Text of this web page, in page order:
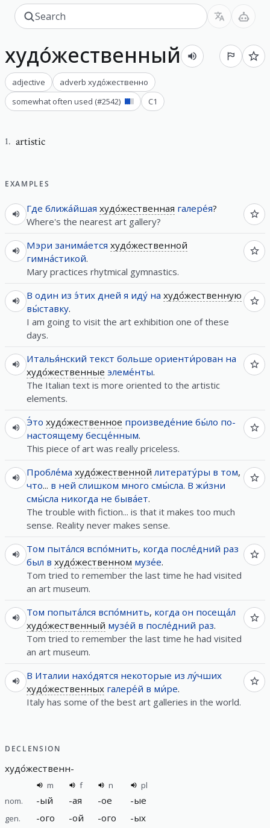
худо́жественный
adjective adverb худо́жественно
somewhat often used (#2542) C1
1. artistic
EXAMPLES
Где ближа́йшая худо́жественная галере́я?
Where's the nearest art gallery?
Мэри занима́ется худо́жественной
гимна́стикой.
Mary practices rhytmical gymnastics.
В один из э́тих дней я иду́ на худо́жественную
вы́ставку.
I am going to visit the art exhibition one of these
days.
Италья́нский текст больше ориенти́рован на
худо́жественные элеме́нты.
The Italian text is more oriented to the artistic
elements.
Э́то худо́жественное произведе́ние бы́ло по-
настоящему бесце́нным.
This piece of art was really priceless.
Пробле́ма худо́жественной литерату́ры в том,
что... в ней слишком много смы́сла. В жи́зни
смы́сла никогда не быва́ет.
The trouble with fiction... is that it makes too much
sense. Reality never makes sense.
Том пыта́лся вспо́мнить, когда после́дний раз
был в худо́жественном музе́е.
Tom tried to remember the last time he had visited
an art museum.
Том попыта́лся вспо́мнить, когда он посеща́л
худо́жественный музе́й в после́дний раз.
Tom tried to remember the last time he had visited
an art museum.
В Италии нахо́дятся некоторые из лу́чших
худо́жественных галере́й в ми́ре.
Italy has some of the best art galleries in the world.
DECLENSION
худо́жественн-
m f n
pl
nom.
-ый -ая -ое -ые
gen. -ого -ой -ого -ых